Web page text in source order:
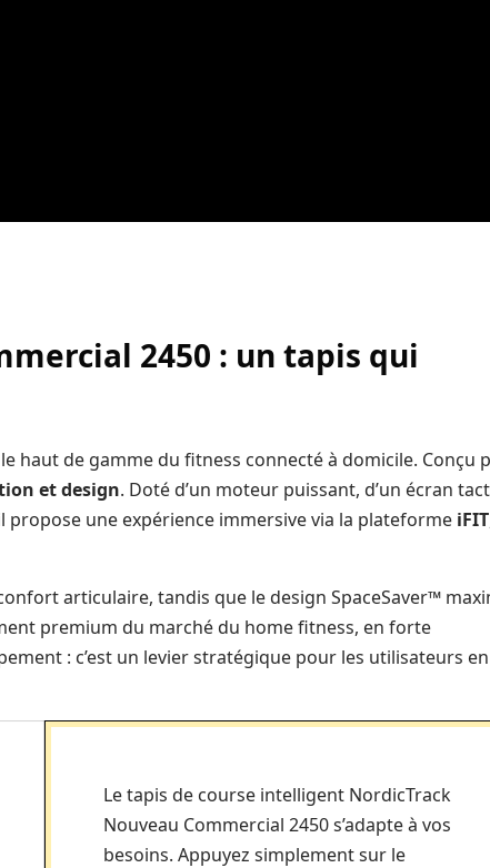
2450 : un tapis qui
haut de gamme du fitness connecté à domicile. Conçu
et design. Doté d’un moteur puissant, d’un écran
propose une expérience immersive via la plateforme iFIT
articulaire, tandis que le design SpaceSaver™
premium du marché du home fitness, en forte
: c’est un levier stratégique pour les utilisateurs en
Le tapis de course intelligent NordicTrack
Nouveau Commercial 2450 s’adapte à vos
besoins. Appuyez simplement sur le